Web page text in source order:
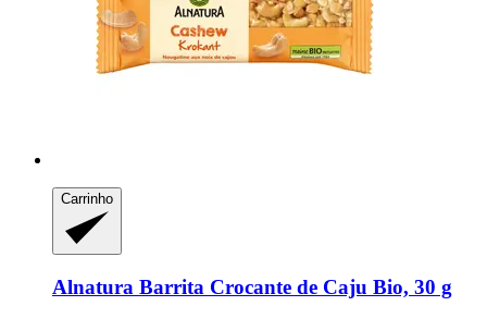
Carrinho
Alnatura Barrita Crocante de Caju Bio, 30 g